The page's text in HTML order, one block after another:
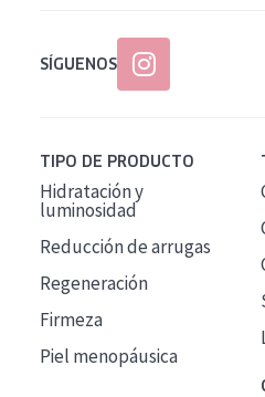
SÍGUENOS
TIPO DE PRODUCTO
Hidratación y
luminosidad
Reducción de arrugas
Regeneración
Firmeza
Piel menopáusica